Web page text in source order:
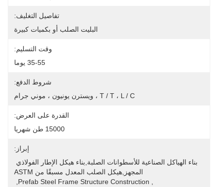
تفاصيل التغليف:
البليت الصلب أو بكميات كبيرة
وقت التسليم:
35-55 يوما
شروط الدفع:
T / T ، L / C ، ويسترن يونيون ، موني جرام
القدرة على العرض:
15000 طن شهريا
إبراز:
المجهز,هيكل الصلب المعدل مسبقًا من ASTM
Prefab Steel Frame Structure Construction